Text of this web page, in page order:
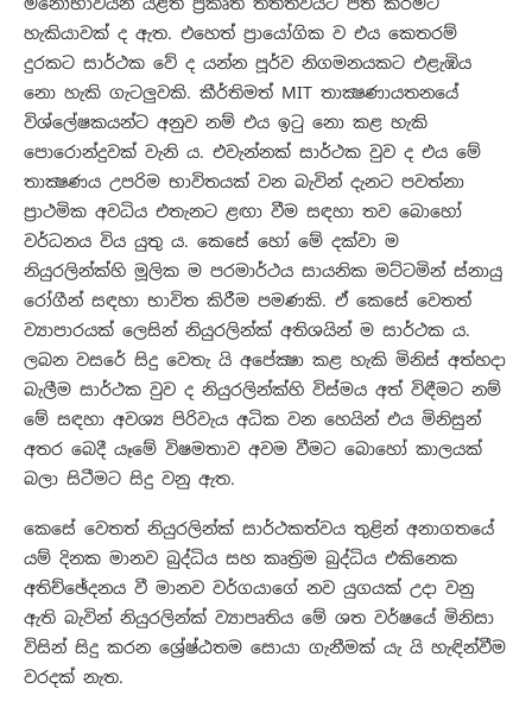
හැකියාවක් ද ඇත. එහෙත් ප්‍රායෝගික ව එය කෙතරම්
දුරකට සාර්ථක වේ ද යන්න පූර්ව නිගමනයකට එළැඹිය
නො හැකි ගැටලුවකි. කීර්තිමත් MIT තාක්‍ෂණායතනයේ
විශ්ලේෂකයන්ට අනුව නම් එය ඉටු නො කළ හැකි
පොරොන්දුවක් වැනි ය. එවැන්නක් සාර්ථක වුව ද එය මේ
තාක්‍ෂණය උපරිම භාවිතයක් වන බැවින් දැනට පවත්නා
ප්‍රාථමික අවධිය එතැනට ළඟා වීම සඳහා තව බොහෝ
වර්ධනය විය යුතු ය. කෙසේ හෝ මේ දක්වා ම
නියුරලින්ක්හි මූලික ම පරමාර්ථය සායනික මට්ටමින් ස්නායු
රෝගීන් සඳහා භාවිත කිරීම පමණකි. ඒ කෙසේ වෙතත්
ව්‍යාපාරයක් ලෙසින් නියුරලින්ක් අතිශයින් ම සාර්ථක ය.
ලබන වසරේ සිදු වෙතැ යි අපේක්‍ෂා කළ හැකි මිනිස් අත්හදා
බැලීම සාර්ථක වුව ද නියුරලින්ක්හි විස්මය අත් විඳීමට නම්
මේ සඳහා අවශ්‍ය පිරිවැය අධික වන හෙයින් එය මිනිසුන්
අතර බෙදී යෑමේ විෂමතාව අවම වීමට බොහෝ කාලයක්
බලා සිටීමට සිදු වනු ඇත.
කෙසේ වෙතත් නියුරලින්ක් සාර්ථකත්වය තුළින් අනාගතයේ
යම් දිනක මානව බුද්ධිය සහ කෘත්‍රිම බුද්ධිය එකිනෙක
අතිච්ඡේදනය වී මානව වර්ගයාගේ නව යුගයක් උදා වනු
ඇති බැවින් නියුරලින්ක් ව්‍යාපෘතිය මේ ශත වර්ෂයේ මිනිසා
විසින් සිදු කරන ශ්‍රේෂ්ඨතම සොයා ගැනීමක් යැ යි හැඳින්වීම
වරදක් නැත.